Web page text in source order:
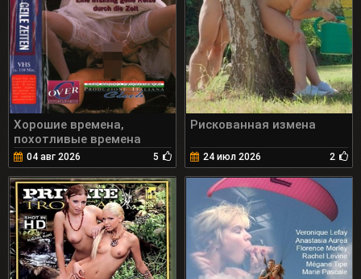
Хорошие времена,
похотливые времена
04 авг 2026 5
Рискованная измена
24 июл 2026 2